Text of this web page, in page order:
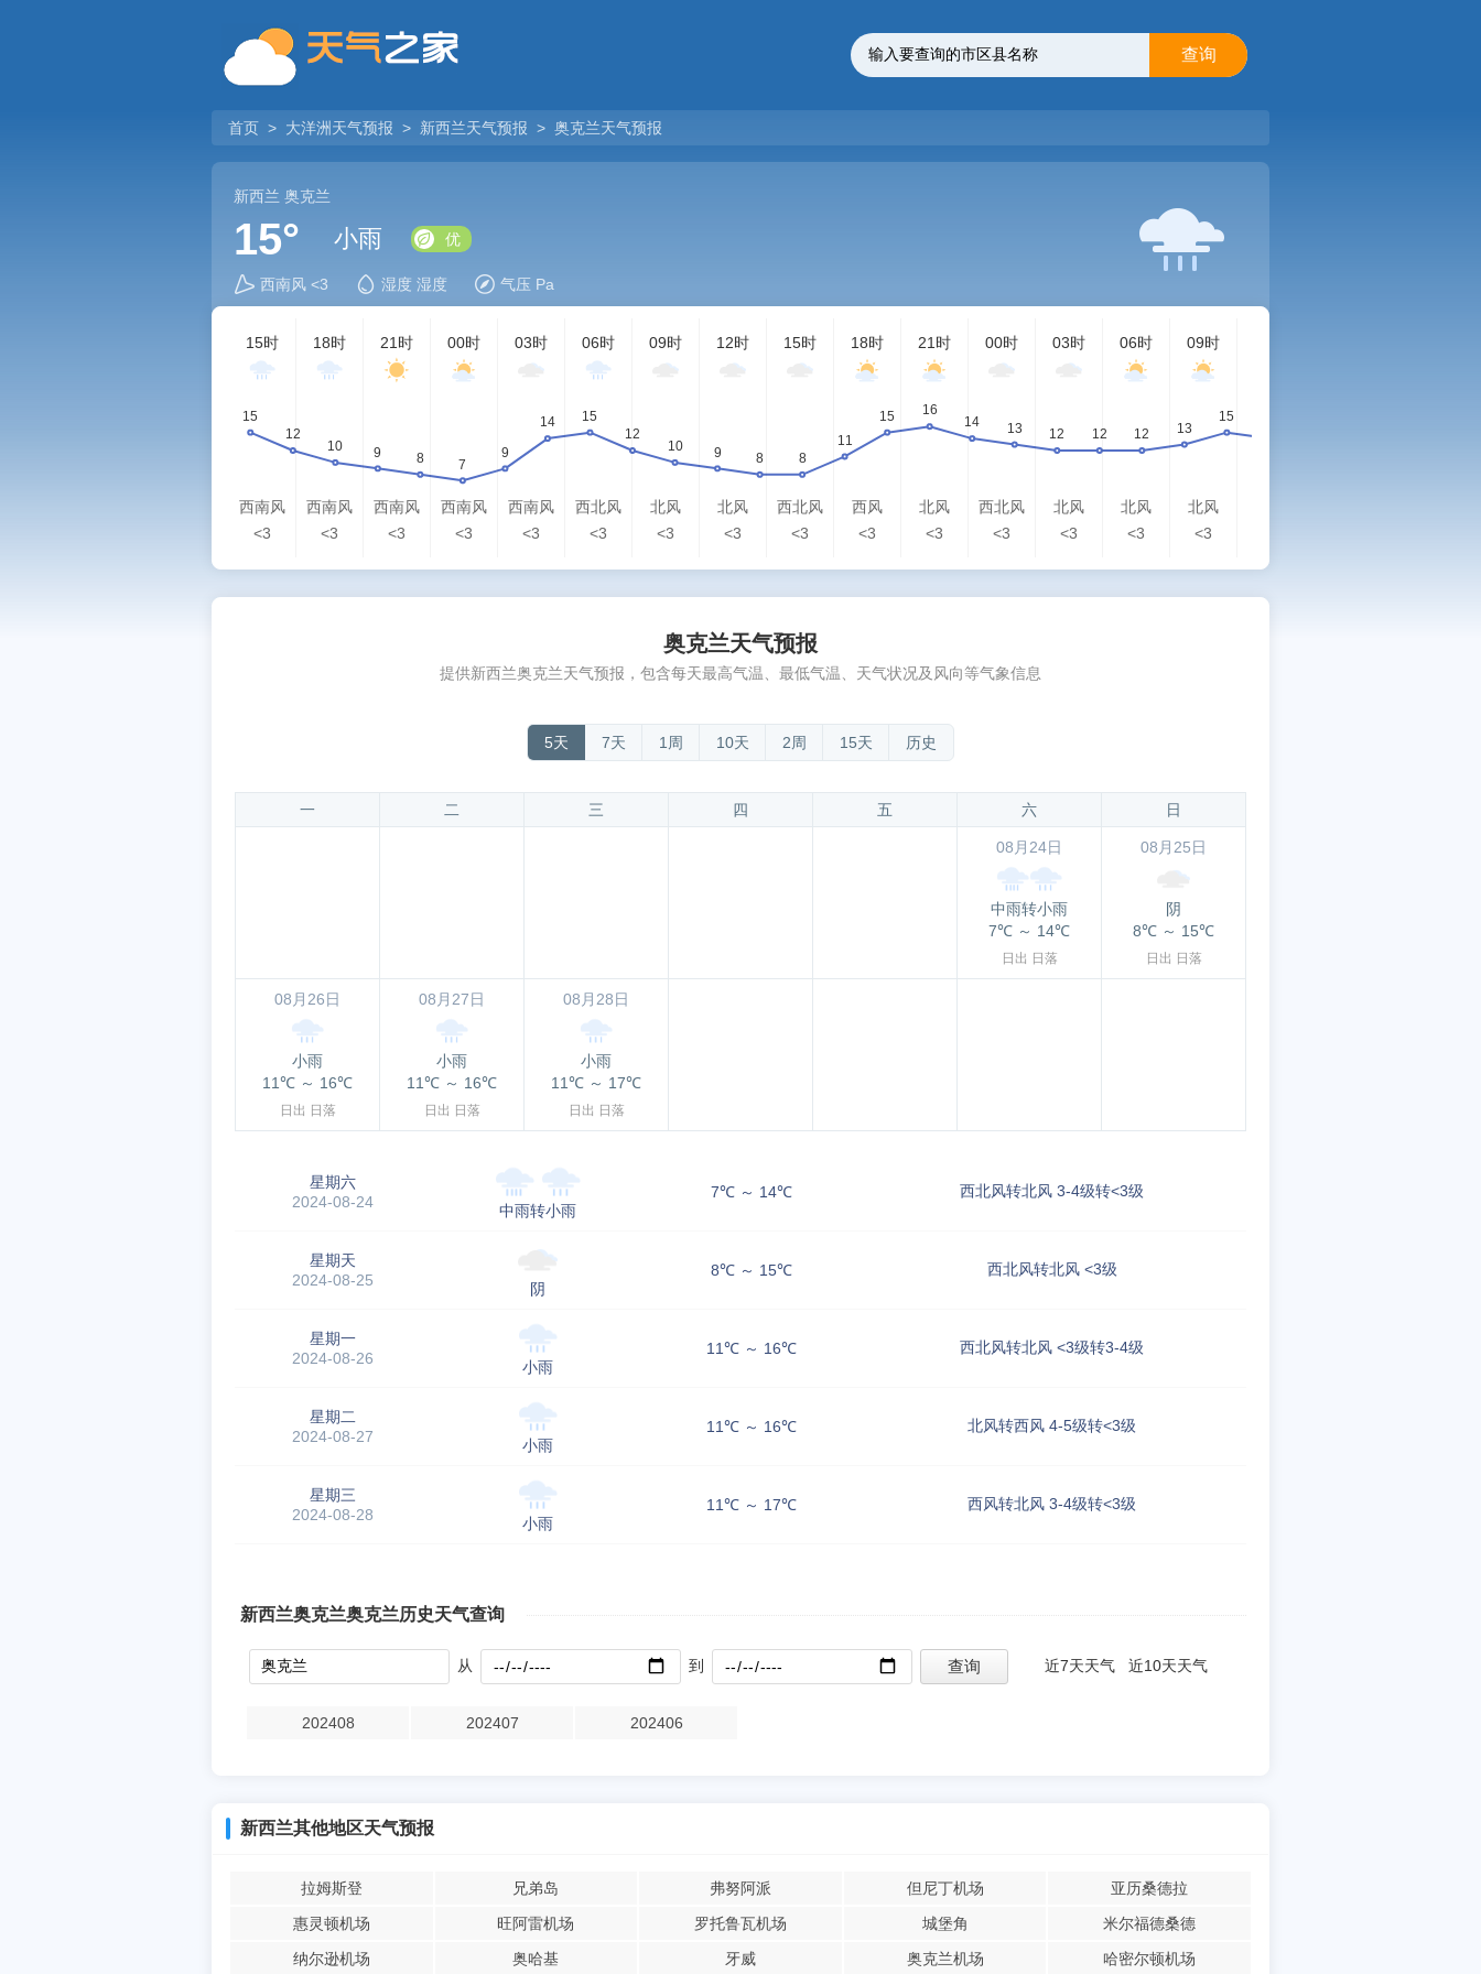
查询
首页 > 大洋洲天气预报 > 新西兰天气预报 > 奥克兰天气预报
新西兰 奥克兰
15° 小雨 优
西南风 <3 湿度 湿度 气压 Pa
15时
西南风
<3
18时
西南风
<3
21时
西南风
<3
00时
西南风
<3
03时
西南风
<3
06时
西北风
<3
09时
北风
<3
12时
北风
<3
15时
西北风
<3
18时
西风
<3
21时
北风
<3
00时
西北风
<3
03时
北风
<3
06时
北风
<3
09时
北风
<3
奥克兰天气预报
提供新西兰奥克兰天气预报，包含每天最高气温、最低气温、天气状况及风向等气象信息
5天 7天 1周 10天 2周 15天 历史
一 二 三 四 五 六 日
08月24日
中雨转小雨
7℃ ～ 14℃
日出 日落
08月25日
阴
8℃ ～ 15℃
日出 日落
08月26日
小雨
11℃ ～ 16℃
日出 日落
08月27日
小雨
11℃ ～ 16℃
日出 日落
08月28日
小雨
11℃ ～ 17℃
日出 日落
星期六
2024-08-24
中雨转小雨
7℃ ～ 14℃ 西北风转北风 3-4级转<3级
星期天
2024-08-25
阴
8℃ ～ 15℃ 西北风转北风 <3级
星期一
2024-08-26
小雨
11℃ ～ 16℃ 西北风转北风 <3级转3-4级
星期二
2024-08-27
小雨
11℃ ～ 16℃ 北风转西风 4-5级转<3级
星期三
2024-08-28
小雨
11℃ ～ 17℃ 西风转北风 3-4级转<3级
新西兰奥克兰奥克兰历史天气查询
从 到 近7天天气 近10天天气
202408 202407 202406
新西兰其他地区天气预报
拉姆斯登 兄弟岛 弗努阿派 但尼丁机场
亚历桑德拉
惠灵顿机场
旺阿雷机场 罗托鲁瓦机场 城堡角
米尔福德桑德
纳尔逊机场
奥哈基 牙威 奥克兰机场 哈密尔顿机场